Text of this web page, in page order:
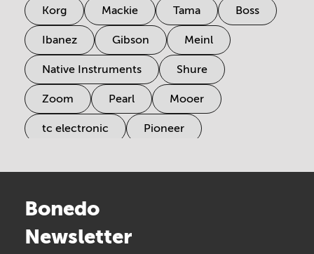
Korg Mackie Tama Boss
Ibanez Gibson Meinl
Native Instruments Shure
Zoom Pearl Mooer
tc electronic Pioneer
Arturia
the t.bone
Bonedo
Newsletter